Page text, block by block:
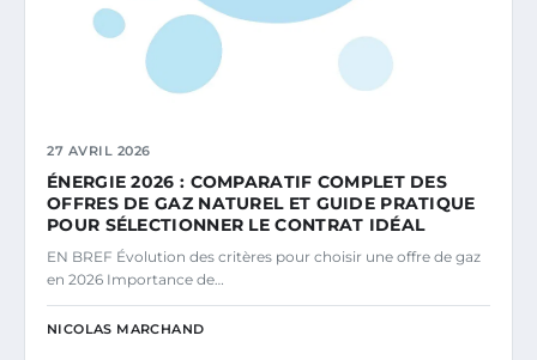
27 AVRIL 2026
ÉNERGIE 2026 : COMPARATIF COMPLET DES
OFFRES DE GAZ NATUREL ET GUIDE PRATIQUE
POUR SÉLECTIONNER LE CONTRAT IDÉAL
EN BREF Évolution des critères pour choisir une offre de gaz
en 2026 Importance de…
NICOLAS MARCHAND